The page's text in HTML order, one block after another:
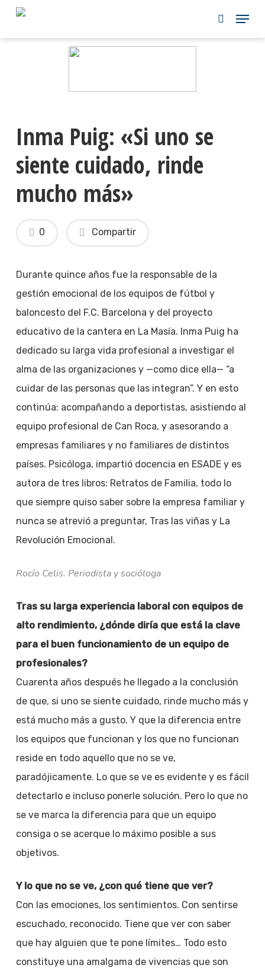
Skip
Inma Puig: «Si uno se
siente cuidado, rinde
mucho más»
Compartir
0
Durante quince años fue la responsable de la
gestión emocional de los equipos de fútbol y
baloncesto del F.C. Barcelona y del proyecto
educativo de la cantera en La Masía. Inma Puig ha
dedicado su larga vida profesional a investigar el
alma de las organizaciones y —como dice ella— “a
cuidar de las personas que las integran”. Y en esto
continúa: acompañando a deportistas, asistiendo al
equipo profesional de Can Roca, y asesorando a
empresas familiares y no familiares de distintos
países. Psicóloga, impartió docencia en ESADE y es
autora de tres libros: Retratos de Familia, todo lo
que siempre quiso saber sobre la empresa familiar y
nunca se atrevió a preguntar, Tras las viñas y La
Revolución Emocional.
Rocío Celis. Periodista y socióloga
Tras su larga experiencia laboral con equipos de
alto rendimiento, ¿dónde diría que está la clave
para el buen funcionamiento de un equipo de
profesionales?
Cuarenta años después he llegado a la conclusión
de que, si uno se siente cuidado, rinde mucho más y
está mucho más a gusto. Y que la diferencia entre
los equipos que funcionan y los que no funcionan
reside en todo aquello que no se ve,
paradójicamente. Lo que se ve es evidente y es fácil
detectarlo e incluso ponerle solución. Pero lo que no
se ve marca la diferencia para que un equipo
consiga o se acerque lo máximo posible a sus
objetivos.
Y lo que no se ve, ¿con qué tiene que ver?
Con las emociones, los sentimientos. Con sentirse
escuchado, reconocido. Tiene que ver con saber
que hay alguien que te pone límites… Todo esto
constituye una amalgama de vivencias que son